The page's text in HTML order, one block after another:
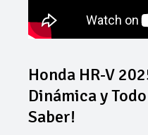
Honda HR-V
Dinámica y
Saber!